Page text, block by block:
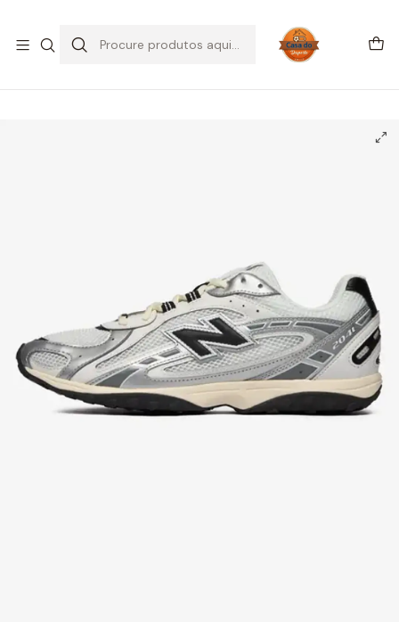
Início CALÇADO
New Balance
New Balance 204L Silver Metallic Black